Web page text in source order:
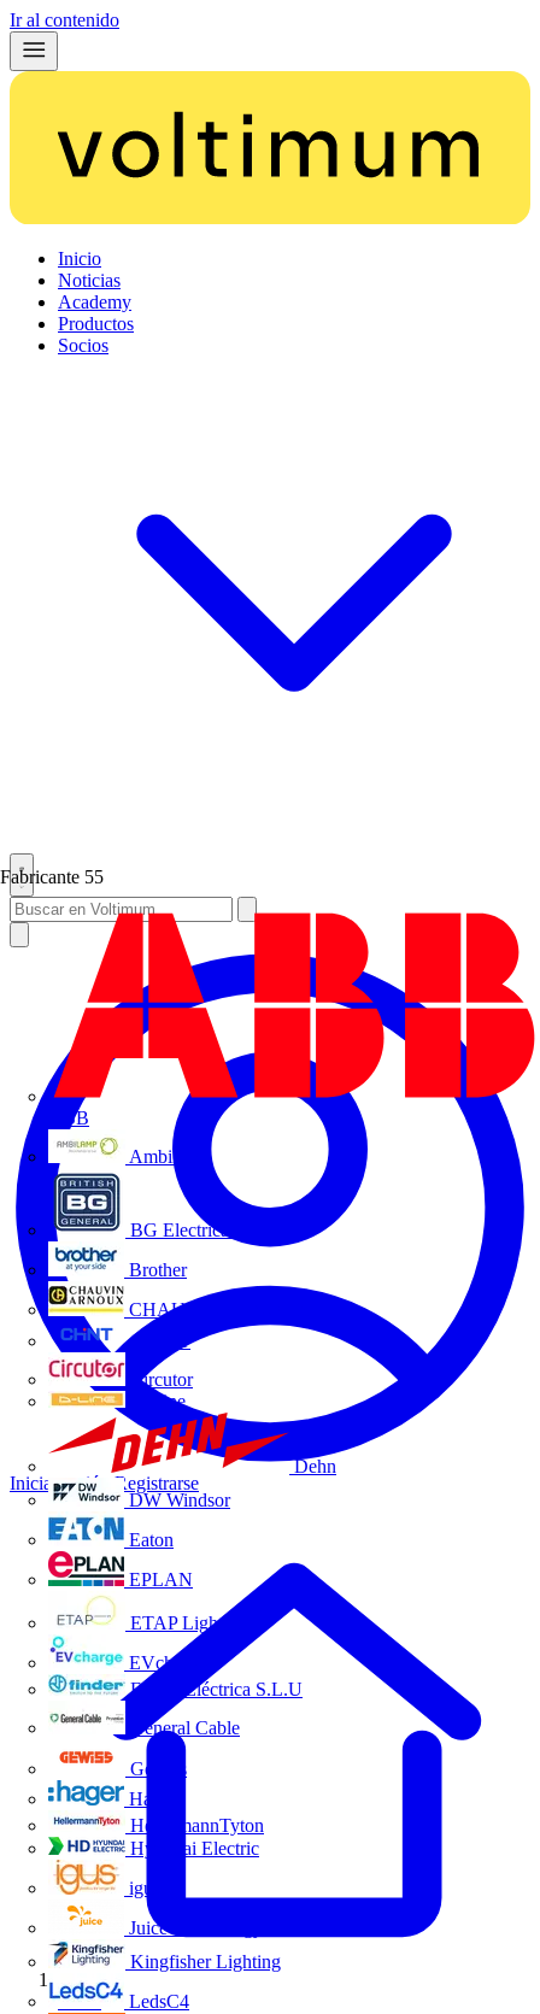
Ir al contenido
Inicio
Noticias
Academy
Productos
Socios
Fabricante 55
ABB
Ambilamp
BG Electrical
Brother
CHAUVIN ARNOUX
CHINT
Circutor
D-Line
Dehn
DW Windsor
Eaton
EPLAN
ETAP Lighting
EVcharge
Finder Eléctrica S.L.U
General Cable
Gewiss
Hager
HellermannTyton
Hyundai Electric
igus
Juice Technology
Kingfisher Lighting
LedsC4
Iniciar sesión Registrarse
Inicio